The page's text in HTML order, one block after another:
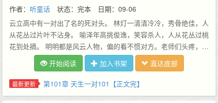
作者： 听童话 状态：完本
日期：09-06
云立高中有一对出了名的死对头。 林灯一清清冷冷，秀骨绝佳，人
从花丛过片叶不沾身。 喻泽年高挑俊逸，笑容杀人，人从花丛过桃
花到处摘。 明明都是风云人物，偏的看不惯对方。老师们头疼，校
长头疼，谁都头疼。 到后来索性调到一块坐。 老师气极：你俩给
我坐一块儿去！什么时候和好什么时候滚回去！ 成为同桌的俩人：
. 电竞圈也有一对出了名的死对头。 DD与年大爷，超高人气神秘大
开始阅读 加入书架 直达底部
最新更新 第101章 天生一对101【正文完】